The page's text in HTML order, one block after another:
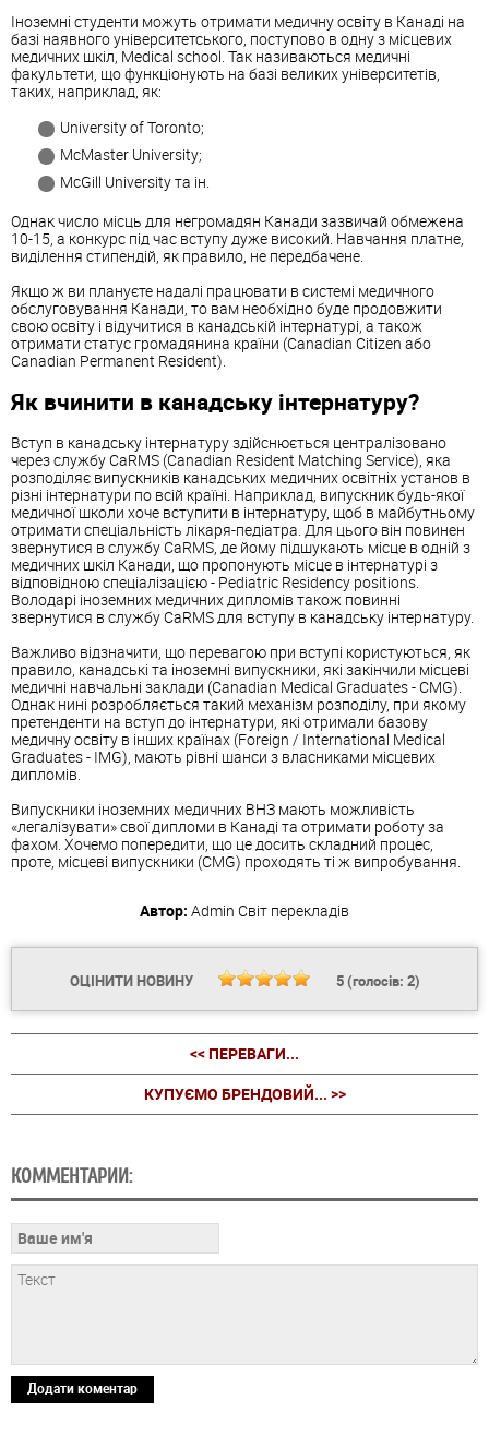
Іноземні студенти можуть отримати медичну освіту в Канаді на
базі наявного університетського, поступово в одну з місцевих
медичних шкіл, Medical school. Так називаються медичні
факультети, що функціонують на базі великих університетів,
таких, наприклад, як:
University of Toronto;
McMaster University;
McGill University та ін.
Однак число місць для негромадян Канади зазвичай обмежена
10-15, а конкурс під час вступу дуже високий. Навчання платне,
виділення стипендій, як правило, не передбачене.
Якщо ж ви плануєте надалі працювати в системі медичного
обслуговування Канади, то вам необхідно буде продовжити
свою освіту і відучитися в канадській інтернатурі, а також
отримати статус громадянина країни (Canadian Citizen або
Canadian Permanent Resident).
Як вчинити в канадську інтернатуру?
Вступ в канадську інтернатуру здійснюється централізовано
через службу CaRMS (Canadian Resident Matching Service), яка
розподіляє випускників канадських медичних освітніх установ в
різні інтернатури по всій країні. Наприклад, випускник будь-якої
медичної школи хоче вступити в інтернатуру, щоб в майбутньому
отримати спеціальність лікаря-педіатра. Для цього він повинен
звернутися в службу CaRMS, де йому підшукають місце в одній з
медичних шкіл Канади, що пропонують місце в інтернатурі з
відповідною спеціалізацією - Pediatric Residency positions.
Володарі іноземних медичних дипломів також повинні
звернутися в службу CaRMS для вступу в канадську інтернатуру.
Важливо відзначити, що перевагою при вступі користуються, як
правило, канадські та іноземні випускники, які закінчили місцеві
медичні навчальні заклади (Canadian Medical Graduates - CMG).
Однак нині розробляється такий механізм розподілу, при якому
претенденти на вступ до інтернатури, які отримали базову
медичну освіту в інших країнах (Foreign / International Medical
Graduates - IMG), мають рівні шанси з власниками місцевих
дипломів.
Випускники іноземних медичних ВНЗ мають можливість
«легалізувати» свої дипломи в Канаді та отримати роботу за
фахом. Хочемо попередити, що це досить складний процес,
проте, місцеві випускники (CMG) проходять ті ж випробування.
Автор: Admin Світ перекладів
ОЦІНИТИ НОВИНУ 5(голосів: 2)
<< ПЕРЕВАГИ...
КУПУЄМО БРЕНДОВИЙ... >>
КОММЕНТАРИИ:
Додати коментар